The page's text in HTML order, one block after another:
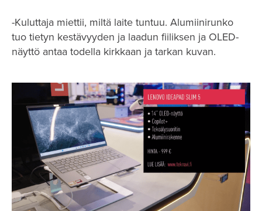
-Kuluttaja miettii, miltä laite tuntuu. Alumiinirunko
tuo tietyn kestävyyden ja laadun fiiliksen ja OLED-
näyttö antaa todella kirkkaan ja tarkan kuvan.